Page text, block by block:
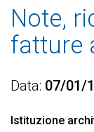
Note,
fatture
Data 07/01/
Istituzione